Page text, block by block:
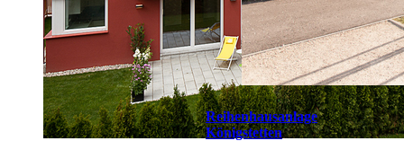
Reihenhausanlage
Königstetten